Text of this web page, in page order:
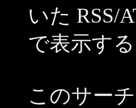
いた RSS/
で表示す
このサー